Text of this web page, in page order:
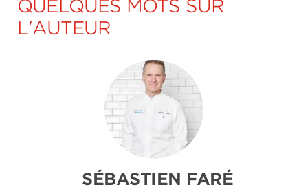
QUELQUES MOTS SUR
L'AUTEUR
SÉBASTIEN FARÉ